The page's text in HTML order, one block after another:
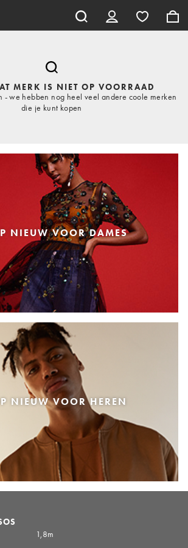
MERK IS NIET OP VOORRAAD
- we hebben nog heel veel andere coole merken
die je kunt kopen
NIEUW VOOR DAMES
NIEUW VOOR HEREN
1,8m